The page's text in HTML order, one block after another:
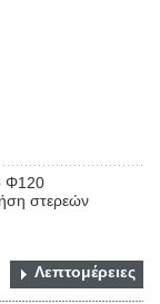
Φ120
στερεών
Λεπτομέρειες